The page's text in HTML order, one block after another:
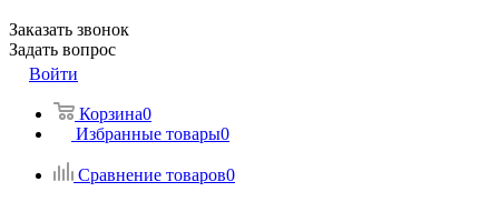
Заказать звонок
Задать вопрос
Войти
Корзина0
Избранные товары0
Сравнение товаров0